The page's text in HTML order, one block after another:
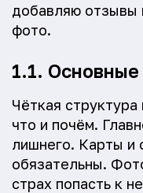
добавляю отзывы
фото.
1.1.
Чёткая структура
что и почём.
лишнего. Карты и
обязательны.
страх попасть к